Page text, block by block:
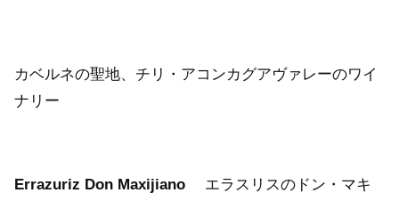
カベルネの聖地、チリ・アコンカグアヴァレーのワイ
ナリー
Errazuriz Don Maxijiano エラスリスのドン・マキ